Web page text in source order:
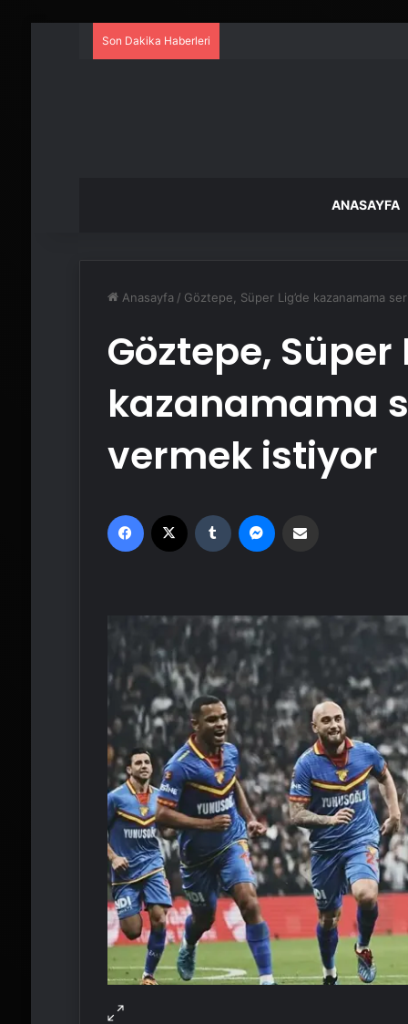
Son Dakika Haberleri
ANASAYFA
Anasayfa / Göztepe, Süper Lig’de kazanamama
Göztepe, Süper
kazanamama
vermek istiyor
Facebook Tumblr